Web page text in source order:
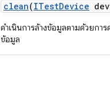
clean(ITestDevice
ดำเนินการล้างข้อมูลตามด้วยการ
ข้อมูล